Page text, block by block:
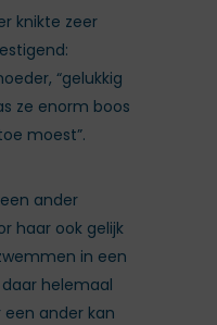
knikte zeer
“gelukkig
ze enorm boos
moest”.
ander
haar ook gelijk
in een
helemaal
ander kan